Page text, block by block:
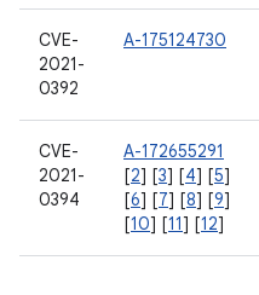
CVE-
2021-
0392
A-175124730
CVE-
2021-
0394
A-172655291
[2] [3] [4] [5]
[6] [7] [8] [9]
[10] [11] [12]